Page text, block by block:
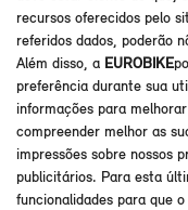
recursos oferecidos pelo
referidos dados, poderão
Além disso, a EUROBIKE
preferência durante sua
informações para
compreender melhor as
impressões sobre nossos
publicitários. Para esta
funcionalidades para que o